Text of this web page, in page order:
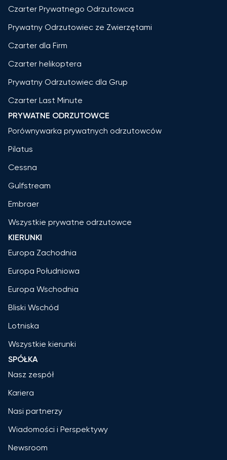
Czarter Prywatnego Odrzutowca
Prywatny Odrzutowiec ze Zwierzętami
Czarter dla Firm
Czarter helikoptera
Prywatny Odrzutowiec dla Grup
Czarter Last Minute
PRYWATNE ODRZUTOWCE
Porównywarka prywatnych odrzutowców
Pilatus
Cessna
Gulfstream
Embraer
Wszystkie prywatne odrzutowce
KIERUNKI
Europa Zachodnia
Europa Południowa
Europa Wschodnia
Bliski Wschód
Lotniska
Wszystkie kierunki
SPÓŁKA
Nasz zespół
Kariera
Nasi partnerzy
Wiadomości i Perspektywy
Newsroom